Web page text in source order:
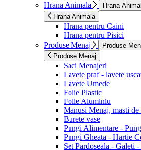
Hrana Animala
Hrana
Hrana Animala
Hrana pentru Caini
Hrana pentru Pisici
Produse Menaj
Produse
Produse Menaj
Saci Menajeri
Lavete praf - lavete
Lavete Umede
Folie Plastic
Folie Aluminiu
Manusi Menaj, masti de
Burete vase
Pungi Alimentare -
Pungi Gheata - Hartie
Set Pardoseala - Galeti